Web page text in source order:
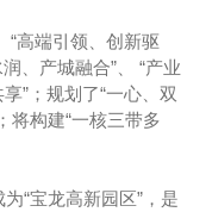
“高端引领、创新驱
、产城融合”、 “产业
”；规划了“一心、双
将构建“一核三带多
“宝龙高新园区”，是